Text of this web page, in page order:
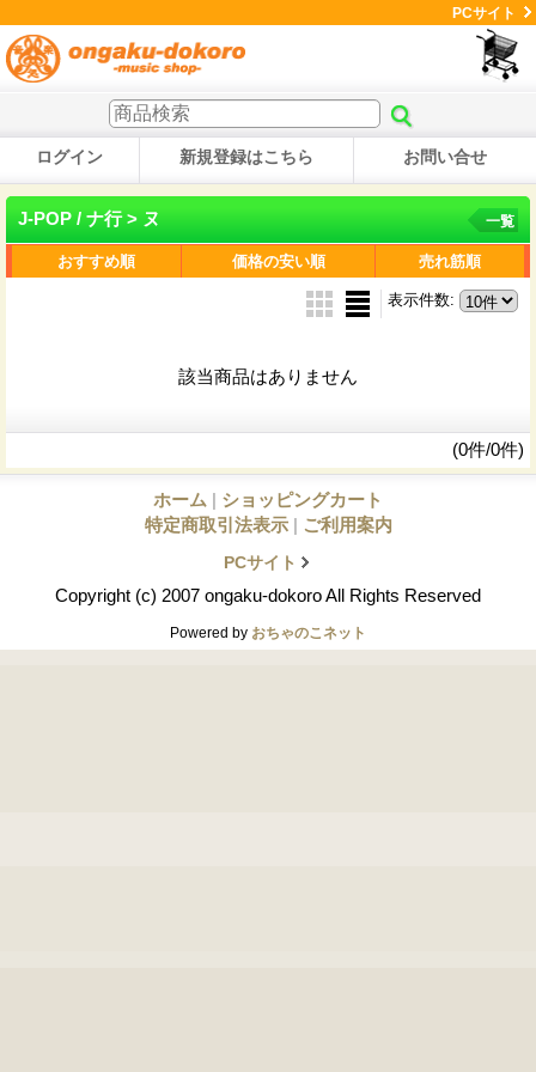
PCサイト
ログイン 新規登録はこちら お問い合せ
J-POP / ナ行 > ヌ 一覧
おすすめ順 価格の安い順 売れ筋順
表示件数:
該当商品はありません
(0件/0件)
ホーム | ショッピングカート
特定商取引法表示 | ご利用案内
PCサイト
Copyright (c) 2007 ongaku-dokoro All Rights Reserved
Powered by おちゃのこネット